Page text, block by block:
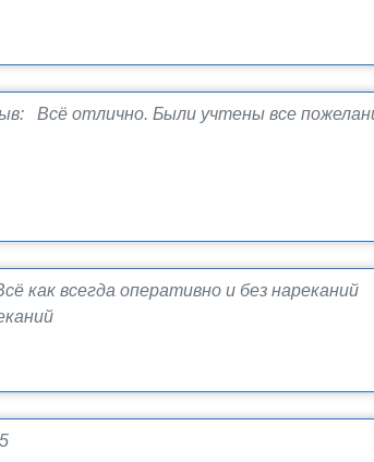
Всё отлично. Были учтены все
как всегда оперативно и без нареканий